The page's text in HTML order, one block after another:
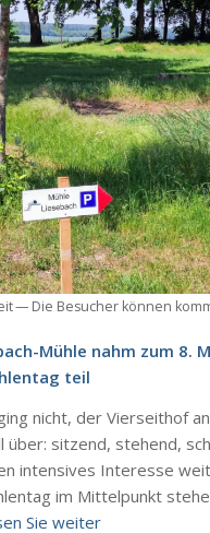
— Die Besu­cher kön­nen
Müh­­le nahm zum 8.
teil
nicht, der Vier­seit­hof
über: sit­zend, ste­hend,
inten­si­ves Inter­es­se
im Mit­tel­punkt
Sie wei­ter